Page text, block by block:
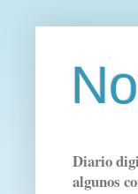
Diario
algunos